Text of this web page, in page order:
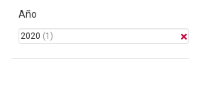
Año
2020 (1)